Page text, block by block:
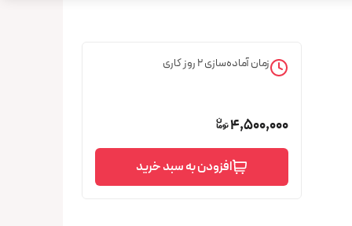
زمان آماده‌سازی2روز کاری
4,500,000
افزودن به سبد خرید